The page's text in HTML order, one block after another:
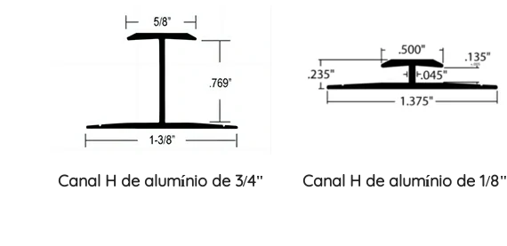
Canal H de alumínio de 3/4" Canal H de alumínio de 1/8"